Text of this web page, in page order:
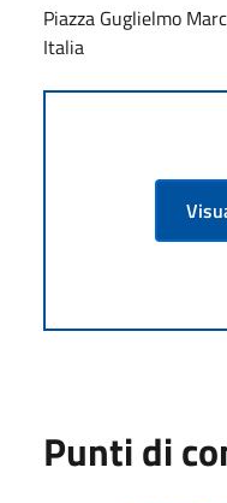
Piazza Guglielmo
Italia
Punti di